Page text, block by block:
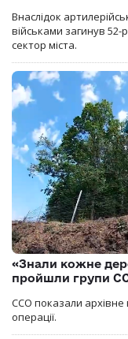
Внаслідок
військами загинув
сектор міста.
«Знали кожне
пройшли групи
ССО показали архівне
операції.